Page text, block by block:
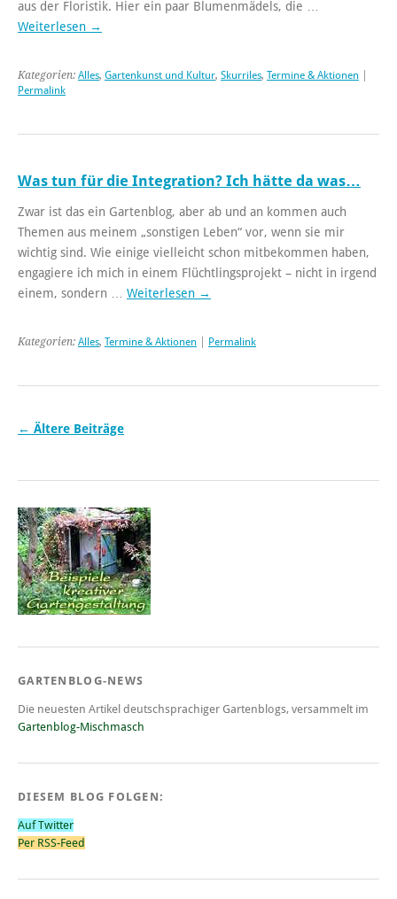
aus der Floristik. Hier ein paar Blumenmädels, die …
Weiterlesen →
Kategorien: Alles, Gartenkunst und Kultur, Skurriles, Termine & Aktionen
Permalink
Was tun für die Integration? Ich hätte da was…
Zwar ist das ein Gartenblog, aber ab und an kommen auch
Themen aus meinem „sonstigen Leben“ vor, wenn sie mir
wichtig sind. Wie einige vielleicht schon mitbekommen haben,
engagiere ich mich in einem Flüchtlingsprojekt – nicht in irgend
einem, sondern … Weiterlesen →
Kategorien: Alles, Termine & Aktionen Permalink
← Ältere Beiträge
GARTENBLOG-NEWS
Die neuesten Artikel deutschsprachiger Gartenblogs, versammelt im
Gartenblog-Mischmasch
DIESEM BLOG FOLGEN:
Auf Twitter
Per RSS-Feed